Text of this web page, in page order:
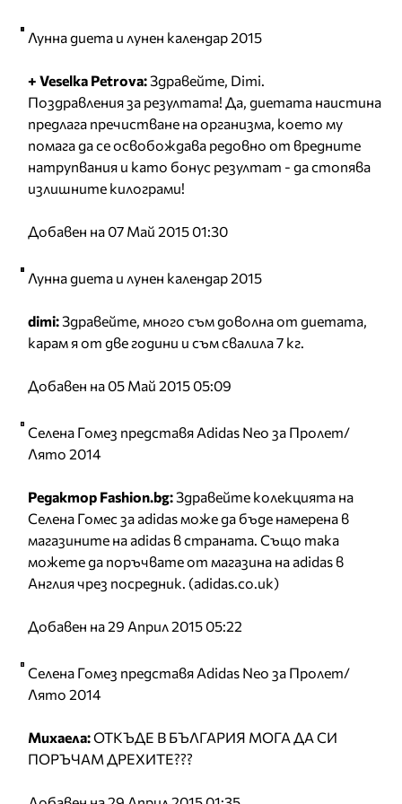
Лунна диета и лунен календар 2015
+ Veselka Petrova:Здравейте, Dimi.
Поздравления за резултата! Да, диетата наистина
предлага пречистване на организма, което му
помага да се освобождава редовно от вредните
натрупвания и като бонус резултат - да стопява
излишните килограми!
Добавен на 07 Май 2015 01:30
Лунна диета и лунен календар 2015
dimi:Здравейте, много съм доволна от диетата,
карам я от две години и съм свалила 7 кг.
Добавен на 05 Май 2015 05:09
Селена Гомез представя Adidas Neo за Пролет/
Лято 2014
Редактор Fashion.bg:Здравейте колекцията на
Селена Гомес за adidas може да бъде намерена в
магазините на adidas в страната. Също така
можете да поръчвате от магазина на adidas в
Англия чрез посредник. (adidas.co.uk)
Добавен на 29 Април 2015 05:22
Селена Гомез представя Adidas Neo за Пролет/
Лято 2014
Михаела:ОТКЪДЕ В БЪЛГАРИЯ МОГА ДА СИ
ПОРЪЧАМ ДРЕХИТЕ???